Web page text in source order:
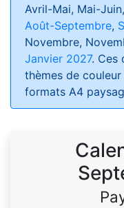
Avril-Mai, Mai-
Août-Septembre,
Novembre,
Janvier 2027. Ces
thèmes de
formats A4